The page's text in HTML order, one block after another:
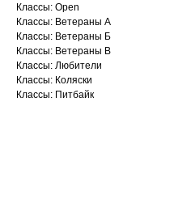
Классы: Open
Классы: Ветераны А
Классы: Ветераны Б
Классы: Ветераны B
Классы: Любители
Классы: Коляски
Классы: Питбайк